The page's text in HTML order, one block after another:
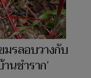
รลอบวางกับ
นชำราก’